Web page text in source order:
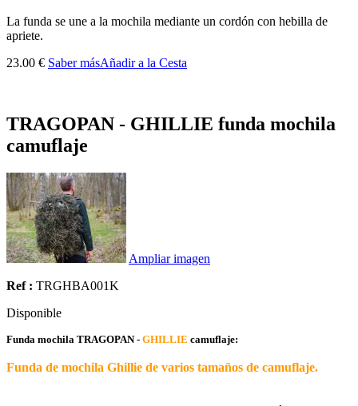
La funda se une a la mochila mediante un cordón con hebilla de
apriete.
23.00 € Saber másAñadir a la Cesta
TRAGOPAN - GHILLIE funda mochila
camuflaje
Ampliar imagen
Ref : TRGHBA001K
Disponible
Funda mochila TRAGOPAN - GHILLIE camuflaje:
Funda de mochila Ghillie de varios tamaños de camuflaje.